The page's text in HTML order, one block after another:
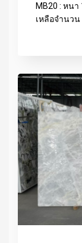
MB20 : หนา
เหลือจำนวน